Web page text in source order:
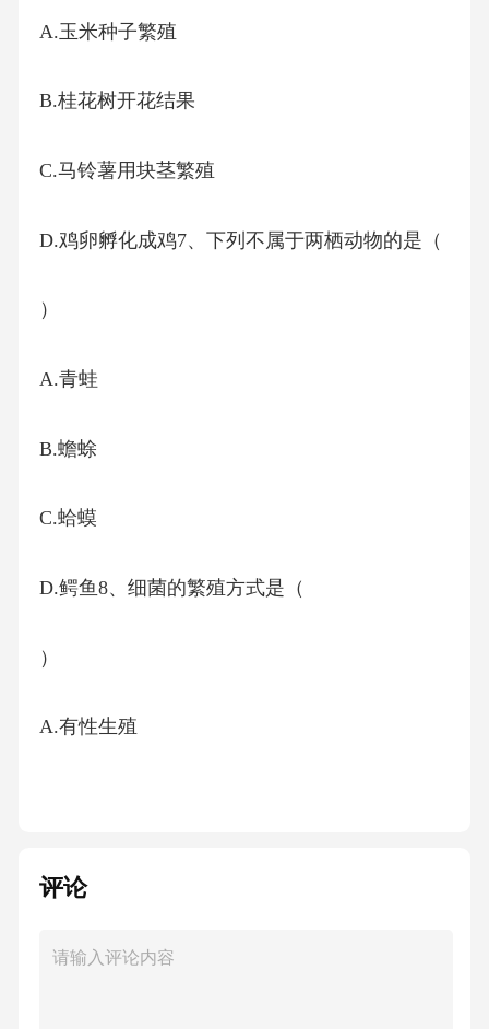
A.玉米种子繁殖
B.桂花树开花结果
C.马铃薯用块茎繁殖
D.鸡卵孵化成鸡7、下列不属于两栖动物的是（
）
A.青蛙
B.蟾蜍
C.蛤蟆
D.鳄鱼8、细菌的繁殖方式是（
）
A.有性生殖
评论